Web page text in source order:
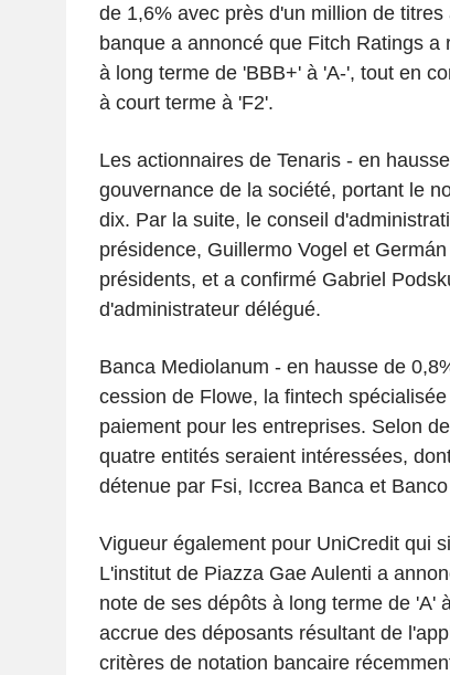
de 1,6% avec près d'un million de
banque a annoncé que Fitch Ratings a
à long terme de 'BBB+' à 'A-', tout en
à court terme à 'F2'.
Les actionnaires de Tenaris - en
gouvernance de la société, portant le
dix. Par la suite, le conseil
présidence, Guillermo Vogel et
présidents, et a confirmé Gabriel
d'administrateur délégué.
Banca Mediolanum - en hausse de
cession de Flowe, la fintech
paiement pour les entreprises. Selon
quatre entités seraient intéressées,
détenue par Fsi, Iccrea Banca et
Vigueur également pour UniCredit qui
L'institut de Piazza Gae Aulenti a
note de ses dépôts à long terme de 'A'
accrue des déposants résultant de
critères de notation bancaire